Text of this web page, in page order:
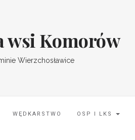
wsi Komorów
Wierzchosławice
WĘDKARSTWO OSP I LKS